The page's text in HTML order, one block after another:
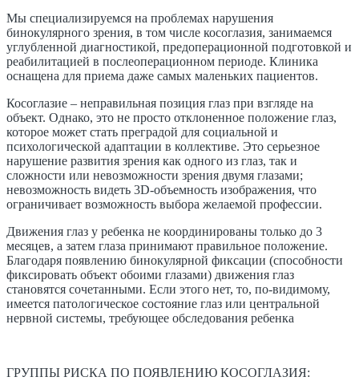
Мы специализируемся на проблемах нарушения
бинокулярного зрения, в том числе косоглазия, занимаемся
углубленной диагностикой, предоперационной подготовкой и
реабилитацией в послеоперационном периоде. Клиника
оснащена для приема даже самых маленьких пациентов.
Косоглазие – неправильная позиция глаз при взгляде на
объект. Однако, это не просто отклоненное положение глаз,
которое может стать преградой для социальной и
психологической адаптации в коллективе. Это серьезное
нарушение развития зрения как одного из глаз, так и
сложности или невозможности зрения двумя глазами;
невозможность видеть 3D-объемность изображения, что
ограничивает возможность выбора желаемой профессии.
Движения глаз у ребенка не координированы только до 3
месяцев, а затем глаза принимают правильное положение.
Благодаря появлению бинокулярной фиксации (способности
фиксировать объект обоими глазами) движения глаз
становятся сочетанными. Если этого нет, то, по-видимому,
имеется патологическое состояние глаз или центральной
нервной системы, требующее обследования ребенка
ГРУППЫ РИСКА ПО ПОЯВЛЕНИЮ КОСОГЛАЗИЯ: